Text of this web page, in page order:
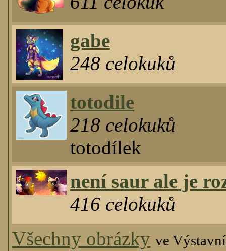
gabe
248 celokuků
totodile
218 celokuků
totodílek
není saur ale je
416 celokuků
Všechny obrázky ve